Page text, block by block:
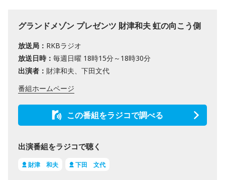
グランドメゾン プレゼンツ 財津和夫 虹の向こう側
放送局： RKBラジオ
放送日時： 毎週日曜 18時15分～18時30分
出演者： 財津和夫、下田文代
番組ホームページ
この番組をラジコで調べる
出演番組をラジコで聴く
財津 和夫 下田 文代